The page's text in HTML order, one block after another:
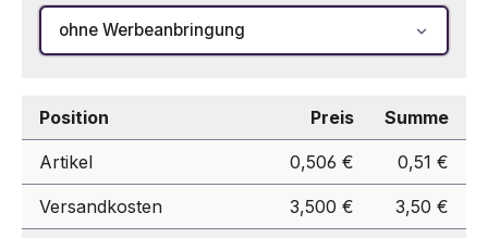
ohne Werbeanbringung
Position Preis Summe
Artikel 0,506 € 0,51 €
Versandkosten 3,500 € 3,50 €